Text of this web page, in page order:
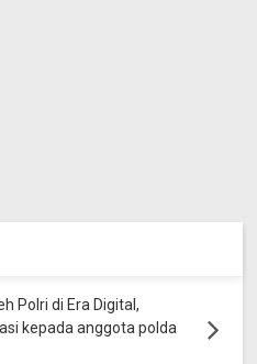
Polri di Era Digital,
kepada anggota polda